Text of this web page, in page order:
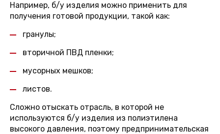
Например, б/у изделия можно применить для
получения готовой продукции, такой как:
гранулы;
вторичной ПВД пленки;
мусорных мешков;
листов.
Сложно отыскать отрасль, в которой не
используются б/у изделия из полиэтилена
высокого давления, поэтому предпринимательская